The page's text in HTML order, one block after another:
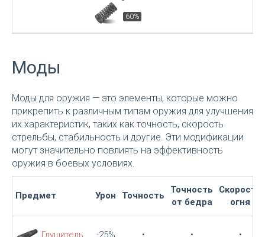
60%
Моды
Моды для оружия — это элементы, которые можно
прикрепить к различным типам оружия для улучшения
их характеристик, таких как точность, скорость
стрельбы, стабильность и другие. Эти модификации
могут значительно повлиять на эффективность
оружия в боевых условиях.
Предмет Урон Точность
Точность
от бедра
Скорость
огня
Глушитель -25% • • •